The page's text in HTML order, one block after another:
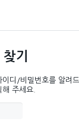
기
디/비밀번호를 알려
주세요.